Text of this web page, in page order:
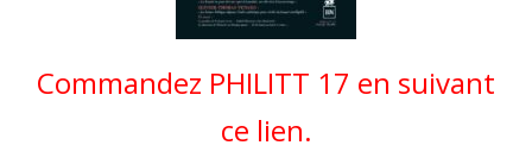
Commandez PHILITT 17 en suivant
ce lien.